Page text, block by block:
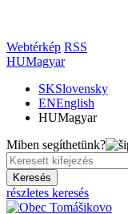
Webtérkép RSS
HUMagyar
SKSlovensky
ENEnglish
HUMagyar
Miben segíthetünk?
Keresés
részletes keresés